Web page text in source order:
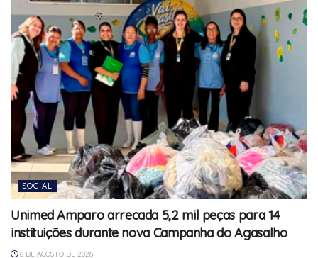
SOCIAL
Unimed Amparo arrecada 5,2 mil peças para 14
instituições durante nova Campanha do Agasalho
6 DE AGOSTO DE 2026